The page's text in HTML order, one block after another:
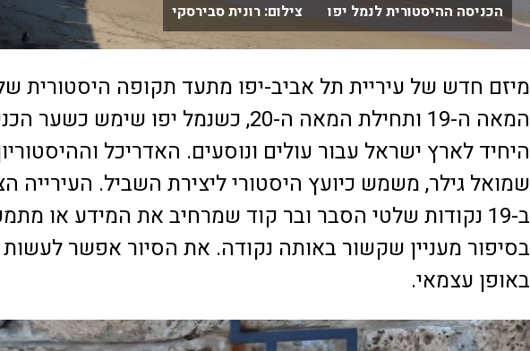
הכניסה ההיסטורית לנמל יפו צילום: רונית סבירסקי
מיזם חדש של עיריית תל אביב-יפו מתעד תקופה היסטורית
המאה ה-19 ותחילת המאה ה-20, כשנמל יפו שימש כשער
היחיד לארץ ישראל עבור עולים ונוסעים. האדריכל
שמואל גילר, משמש כיועץ היסטורי ליצירת השביל. העירייה
ב-19 נקודות שלטי הסבר ובר קוד שמרחיב את המידע או
בסיפור מעניין שקשור באותה נקודה. את הסיור אפשר לעשות
באופן עצמאי.